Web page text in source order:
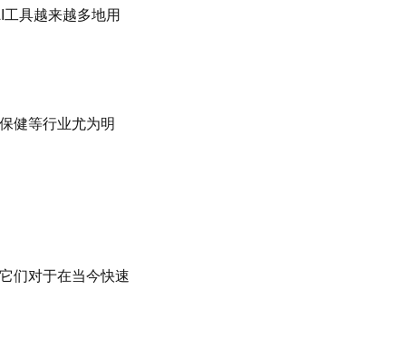
具越来越多地用
健等行业尤为明
们对于在当今快速